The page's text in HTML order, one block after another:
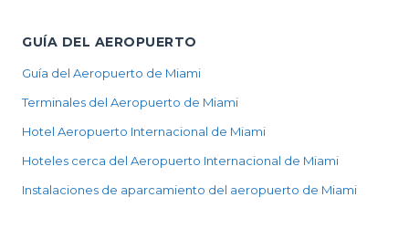
GUÍA DEL AEROPUERTO
Guía del Aeropuerto de Miami
Terminales del Aeropuerto de Miami
Hotel Aeropuerto Internacional de Miami
Hoteles cerca del Aeropuerto Internacional de Miami
Instalaciones de aparcamiento del aeropuerto de Miami